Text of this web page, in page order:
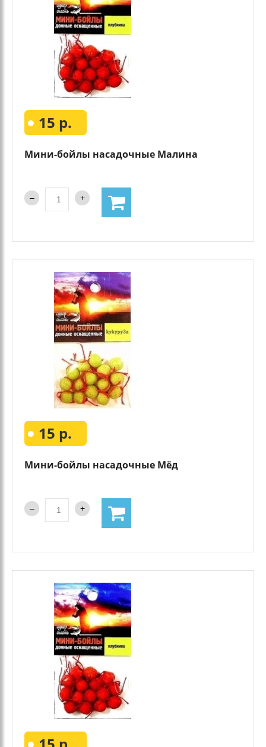
15 р.
Мини-бойлы насадочные Малина
15 р.
Мини-бойлы насадочные Мёд